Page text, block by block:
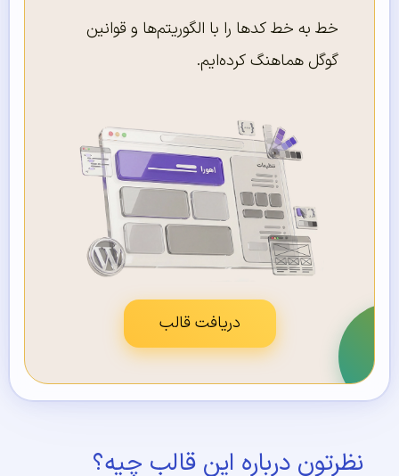
خط به خط کدها را با الگوریتم‌ها و قوانین
گوگل هماهنگ کرده‌ایم.
دریافت قالب
نظرتون درباره این قالب چیه؟